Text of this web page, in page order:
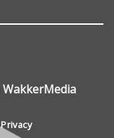
WakkerMedia
Privacy